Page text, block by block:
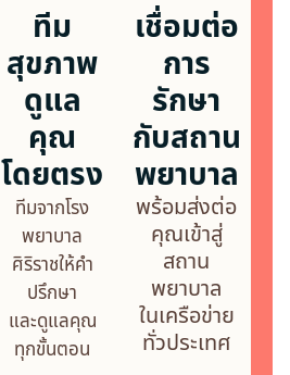
ทีม
สุขภาพ
ดูแล
คุณ
โดยตรง
ทีมจากโรง
พยาบาล
ศิริราชให้คำ
ปรึกษา
และดูแลคุณ
ทุกขั้นตอน
เชื่อมต่อ
การ
รักษา
กับสถาน
พยาบาล
พร้อมส่งต่อ
คุณเข้าสู่
สถาน
พยาบาล
ในเครือข่าย
ทั่วประเทศ